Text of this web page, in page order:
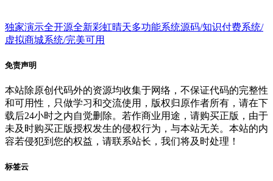
独家演示全开源全新彩虹晴天多功能系统源码/知识付费系统/
虚拟商城系统/完美可用
免责声明
本站除原创代码外的资源均收集于网络，不保证代码的完整性
和可用性，只做学习和交流使用，版权归原作者所有，请在下
载后24小时之内自觉删除。若作商业用途，请购买正版，由于
未及时购买正版授权发生的侵权行为，与本站无关。本站的内
容若侵犯到您的权益，请联系站长，我们将及时处理！
标签云